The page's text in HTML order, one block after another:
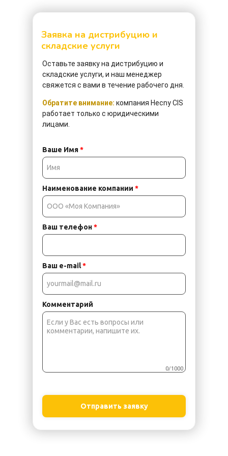
Заявка на дистрибуцию и
складские услуги
Оставьте заявкуна дистрибуцию и
складские услуги, и наш менеджер
свяжется с вами в течение рабочего дня.
Обратите внимание: компания Hecny CIS
работает только с юридическими
лицами.
Ваше Имя*
Наименование компании *
Ваш телефон*
Ваш e-mail*
Комментарий
0/1000
Отправить заявку